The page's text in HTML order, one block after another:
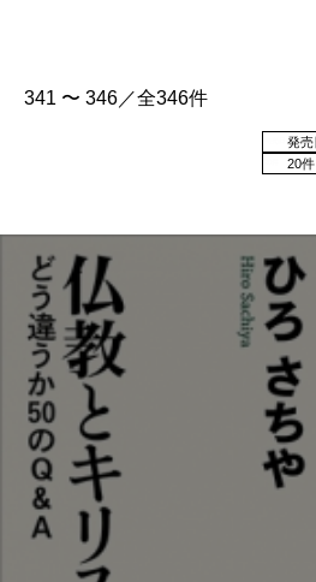
341 〜 346／全346件
20件